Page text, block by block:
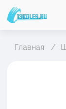
Главная